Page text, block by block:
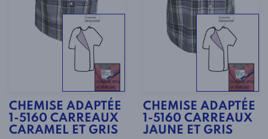
CHEMISE ADAPTÉE
1-5160 CARREAUX
CARAMEL ET GRIS
CHEMISE ADAPTÉE
1-5160 CARREAUX
JAUNE ET GRIS